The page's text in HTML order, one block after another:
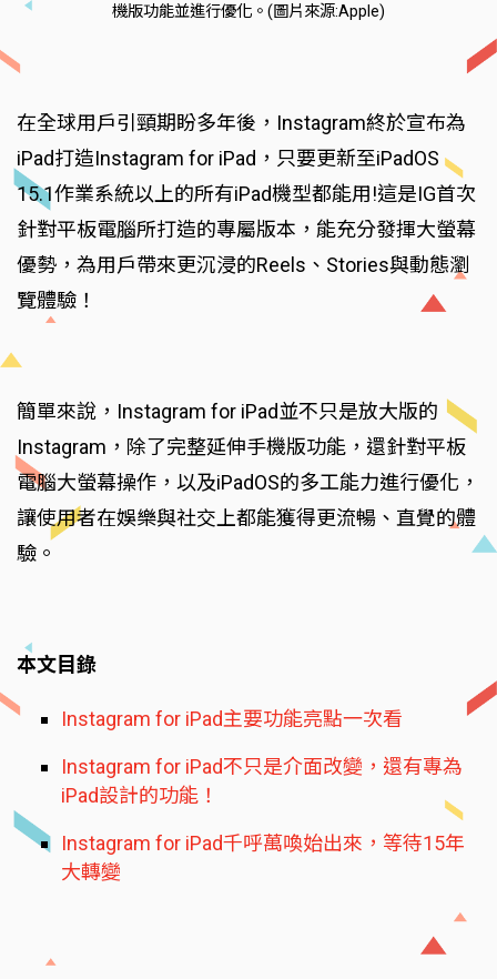
機版功能並進行優化。(圖片來源:Apple)
在全球用戶引頸期盼多年後，Instagram終於宣布為
iPad打造Instagram for iPad，只要更新至iPadOS
15.1作業系統以上的所有iPad機型都能用!這是IG首次
針對平板電腦所打造的專屬版本，能充分發揮大螢幕
優勢，為用戶帶來更沉浸的Reels、Stories與動態瀏
覽體驗！
簡單來說，Instagram for iPad並不只是放大版的
Instagram，除了完整延伸手機版功能，還針對平板
電腦大螢幕操作，以及iPadOS的多工能力進行優化，
讓使用者在娛樂與社交上都能獲得更流暢、直覺的體
驗。
本文目錄
Instagram for iPad主要功能亮點一次看
Instagram for iPad不只是介面改變，還有專為
iPad設計的功能！
Instagram for iPad千呼萬喚始出來，等待15年
大轉變